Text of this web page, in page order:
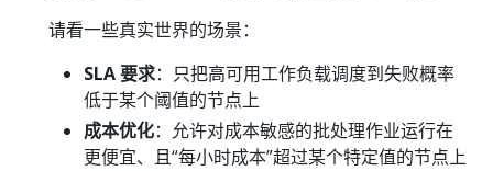
请看一些真实世界的场景：
SLA 要求：只把高可用工作负载调度到失败概率
低于某个阈值的节点上
成本优化：允许对成本敏感的批处理作业运行在
更便宜、且“每小时成本”超过某个特定值的节点上